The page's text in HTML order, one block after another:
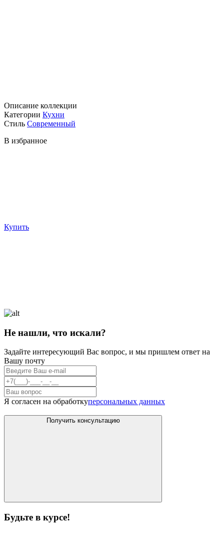
Описание коллекции
Категории Кухни
Стиль Современный
В избранное
Купить
Не нашли, что искали?
Задайте интересующий Вас вопрос, и мы пришлем ответ на
Вашу почту
Я согласен на обработкуперсональных данных
Получить консультацию
Будьте в курсе!